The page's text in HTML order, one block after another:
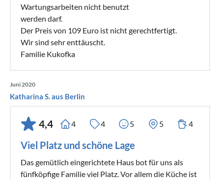
Wartungsarbeiten nicht benutzt
werden darf.
Der Preis von 109 Euro ist nicht gerechtfertigt.
Wir sind sehr enttäuscht.
Familie Kukofka
Juni 2020
Katharina S. aus Berlin
4,4 4 4 5 5 4
Viel Platz und schöne Lage
Das gemütlich eingerichtete Haus bot für uns als
fünfköpfige Familie viel Platz. Vor allem die Küche ist